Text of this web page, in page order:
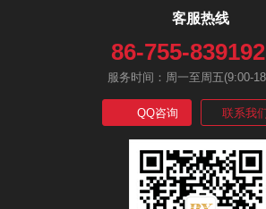
客服热线
86-755-
服务时间：周一至周五(9:00-
QQ咨询 联系我